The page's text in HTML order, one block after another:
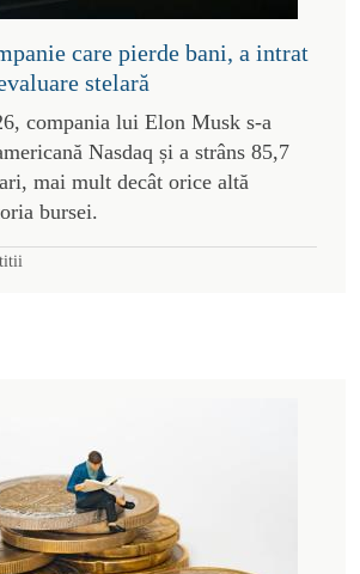
care pierde bani, a intrat
stelară
compania lui Elon Musk s-a
Nasdaq și a strâns 85,7
mai mult decât orice altă
bursei.